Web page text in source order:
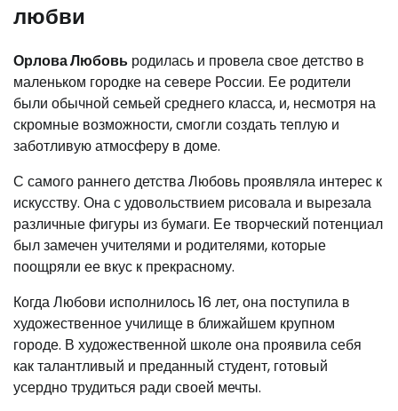
любви
Орлова Любовь родилась и провела свое детство в
маленьком городке на севере России. Ее родители
были обычной семьей среднего класса, и, несмотря на
скромные возможности, смогли создать теплую и
заботливую атмосферу в доме.
С самого раннего детства Любовь проявляла интерес к
искусству. Она с удовольствием рисовала и вырезала
различные фигуры из бумаги. Ее творческий потенциал
был замечен учителями и родителями, которые
поощряли ее вкус к прекрасному.
Когда Любови исполнилось 16 лет, она поступила в
художественное училище в ближайшем крупном
городе. В художественной школе она проявила себя
как талантливый и преданный студент, готовый
усердно трудиться ради своей мечты.